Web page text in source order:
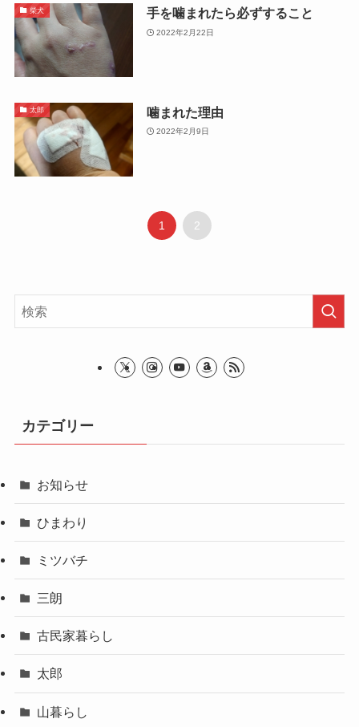
柴犬 手を噛まれたら必ずすること
2022年2月22日
太郎 噛まれた理由
2022年2月9日
1 2
カテゴリー
お知らせ
ひまわり
ミツバチ
三朗
古民家暮らし
太郎
山暮らし